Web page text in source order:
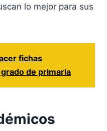
lo mejor para sus
fichas
de primaria